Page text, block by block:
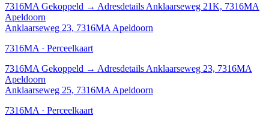
7316MA Gekoppeld → Adresdetails Anklaarseweg 21K, 7316MA
Apeldoorn
Anklaarseweg 23, 7316MA Apeldoorn
7316MA · Perceelkaart
7316MA Gekoppeld → Adresdetails Anklaarseweg 23, 7316MA
Apeldoorn
Anklaarseweg 25, 7316MA Apeldoorn
7316MA · Perceelkaart